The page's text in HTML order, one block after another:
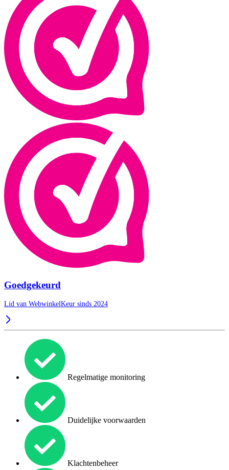
Goedgekeurd
Lid van WebwinkelKeur sinds 2024
Regelmatige monitoring
Duidelijke voorwaarden
Klachtenbeheer